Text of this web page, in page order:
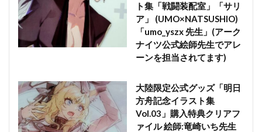
ト集「戦闘装配室」「サリ
ア」 (UMO×NATSUSHIO)
「umo_yszx 先生」(アーク
ナイツ公式絵師先生でアレ
ーンを担当されてます)
大陸限定公式グッズ「明日
方舟記念イラスト集
Vol.03」購入特典クリアフ
ァイル 絵師:竜崎いち先生